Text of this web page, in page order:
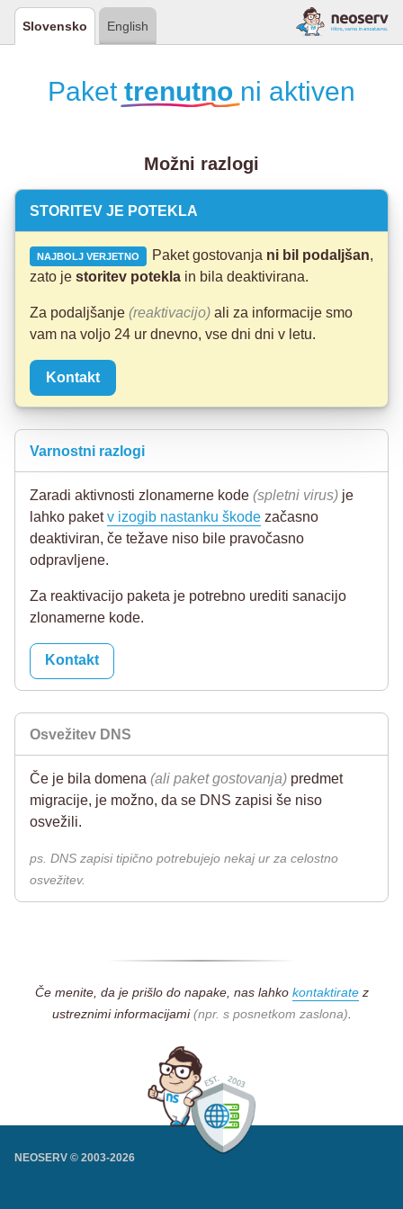
Slovensko English
Paket trenutno ni aktiven
Možni razlogi
STORITEV JE POTEKLA
NAJBOLJ VERJETNO Paket gostovanja ni bil podaljšan,
zato je storitev potekla in bila deaktivirana.
Za podaljšanje (reaktivacijo) ali za informacije smo
vam na voljo 24 ur dnevno, vse dni dni v letu.
Kontakt
Varnostni razlogi
Zaradi aktivnosti zlonamerne kode (spletni virus) je
lahko paketv izogib nastanku škode začasno
deaktiviran, če težave niso bile pravočasno
odpravljene.
Za reaktivacijo paketa je potrebno urediti sanacijo
zlonamerne kode.
Kontakt
Osvežitev DNS
Če je bila domena (ali paket gostovanja) predmet
migracije, je možno, da se DNS zapisi še niso
osvežili.
ps. DNS zapisi tipično potrebujejo nekaj ur za celostno
osvežitev.
Če menite, da je prišlo do napake, nas lahko kontaktiratez
ustreznimi informacijami(npr. s posnetkom zaslona)
NEOSERV © 2003-2026